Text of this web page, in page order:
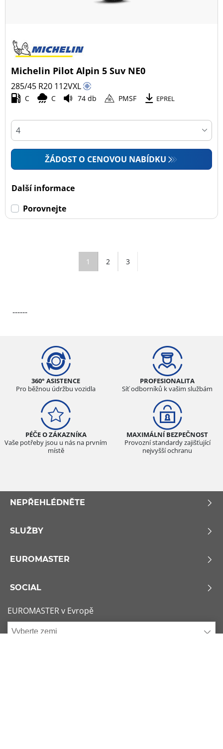
Michelin Pilot Alpin 5 Suv NE0
285/45 R20 112VXL
C C 74 db PMSF EPREL
ŽÁDOST O CENOVOU NABÍDKU
Další informace
Porovnejte
1 2 3
------
360° ASISTENCE
Pro běžnou údržbu vozidla
PROFESIONALITA
Síť odborníků k vašim službám
PÉČE O ZÁKAZNÍKA
Vaše potřeby jsou u nás na prvním
místě
MAXIMÁLNÍ BEZPEČNOST
Provozní standardy zajišťující
nejvyšší ochranu
NEPŘEHLÉDNĚTE
SLUŽBY
EUROMASTER
SOCIAL
EUROMASTER v Evropě
Vyberte zemi